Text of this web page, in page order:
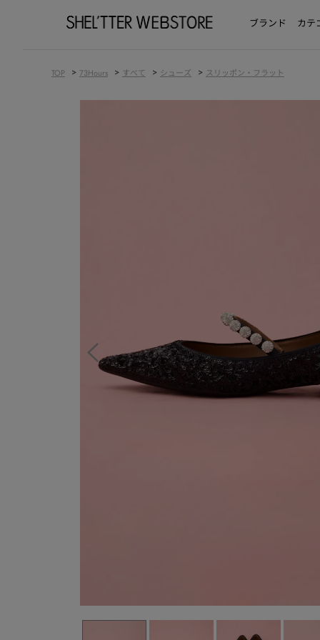
ブランド カテ
TOP > 73Hours > すべて > シューズ > スリッポン・フラット